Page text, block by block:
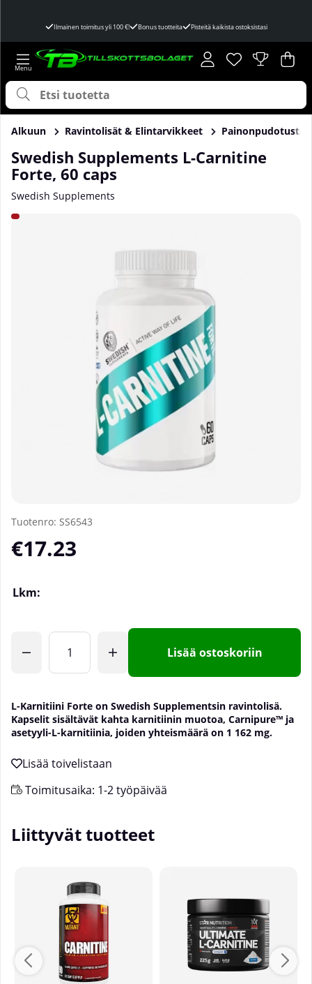
Ilmainen toimitus yli 100 €! Bonus tuotteita Pisteitä kaikista ostoksistasi
Toivelista
Lukumäärä
. .
Alkuun Ravintolisät & Elintarvikkeet Painonpudotusta
Swedish Supplements L-Carnitine
Forte, 60 caps
Swedish Supplements
Tuotekuvat Swedish Supplements L-Carnitine Forte, 60
Tuotenro: SS6543
€17.23
Lkm:
Lisää ostoskoriin
L-Karnitiini Forte on Swedish Supplementsin ravintolisä.
Kapselit sisältävät kahta karnitiinin muotoa, Carnipure™ ja
asetyyli-L-karnitiinia, joiden yhteismäärä on 1 162 mg.
Toimitusaika: 1-2 työpäivää
Liittyvät tuotteet